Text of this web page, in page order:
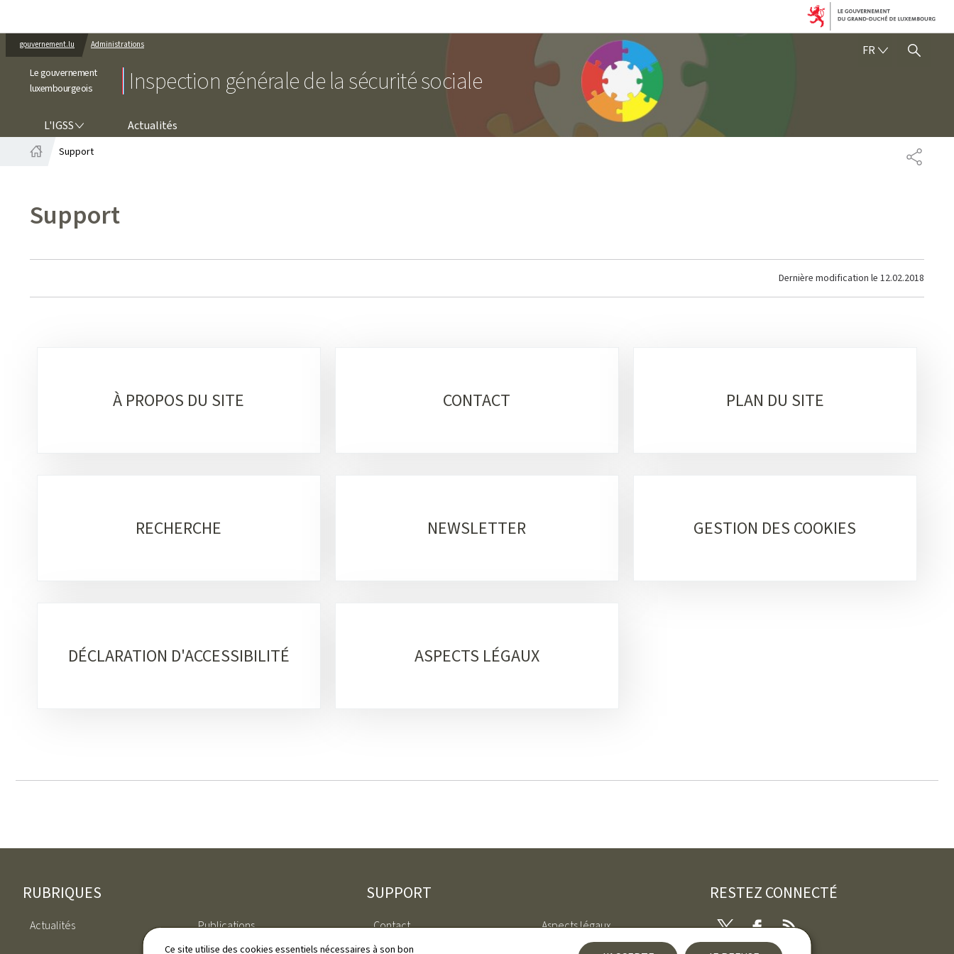
Ce site utilise des cookies essentiels nécessaires à son bon
gouvernement.lu Administrations
Le gouvernement
luxembourgeois
Inspection générale de la sécurité sociale
FR FRANÇAIS
AFFICHER / MASQUER
L'IGSS
Actualités
Support
Support
Dernière modification le 12.02.2018
À PROPOS DU SITE CONTACT PLAN DU SITE
RECHERCHE NEWSLETTER GESTION DES COOKIES
DÉCLARATION D'ACCESSIBILITÉ ASPECTS LÉGAUX
Pied
de
RUBRIQUES
Actualités Publications
SUPPORT
Contact Aspects légaux
RESTEZ CONNECTÉ
TwitterFacebook
RSS